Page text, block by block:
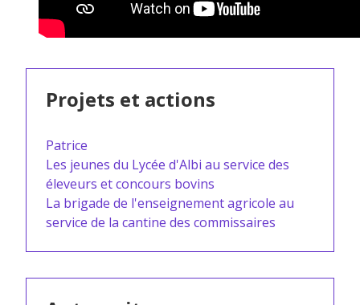
Projets et actions
Patrice
Les jeunes du Lycée d'Albi au service des
éleveurs et concours bovins
La brigade de l'enseignement agricole au
service de la cantine des commissaires